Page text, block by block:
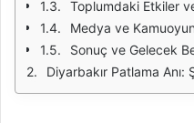
Toplumdaki Etkiler
Medya ve
Sonuç ve Gelecek
Diyarbakır Patlama Anı: